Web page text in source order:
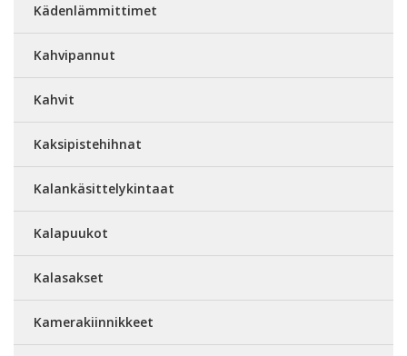
Kädenlämmittimet
Kahvipannut
Kahvit
Kaksipistehihnat
Kalankäsittelykintaat
Kalapuukot
Kalasakset
Kamerakiinnikkeet